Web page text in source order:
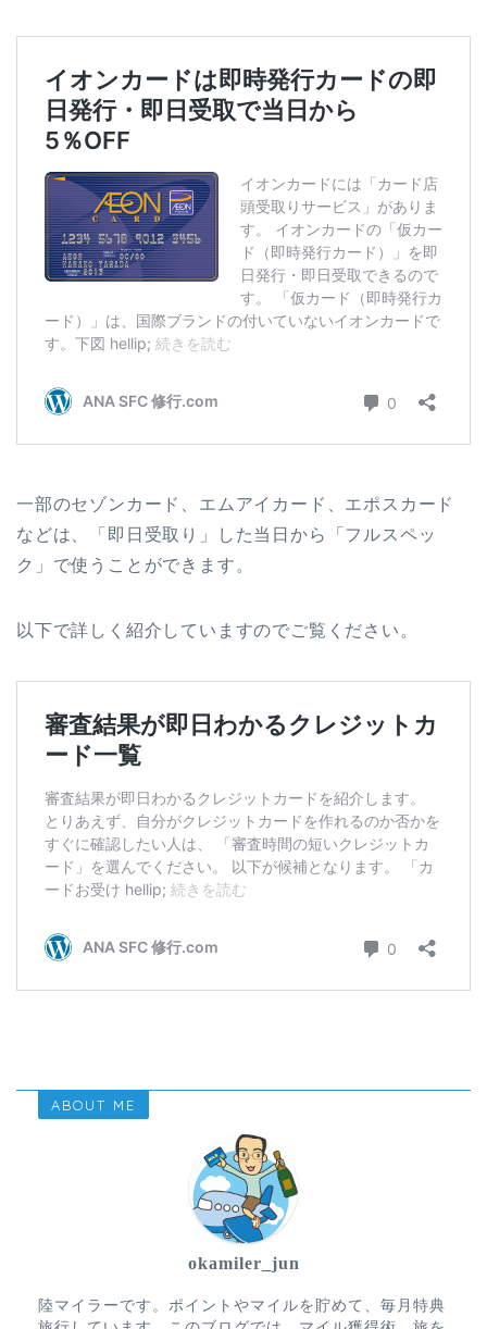
一部のセゾンカード、エムアイカード、エポスカード
などは、「即日受取り」した当日から「フルスペッ
ク」で使うことができます。
以下で詳しく紹介していますのでご覧ください。
ABOUT ME
okamiler_jun
陸マイラーです。ポイントやマイルを貯めて、毎月特典